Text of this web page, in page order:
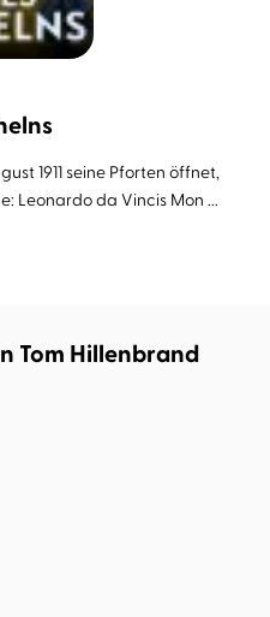
1911 seine Pforten öffnet,
Leonardo da Vincis Mon ...
Tom Hillenbrand